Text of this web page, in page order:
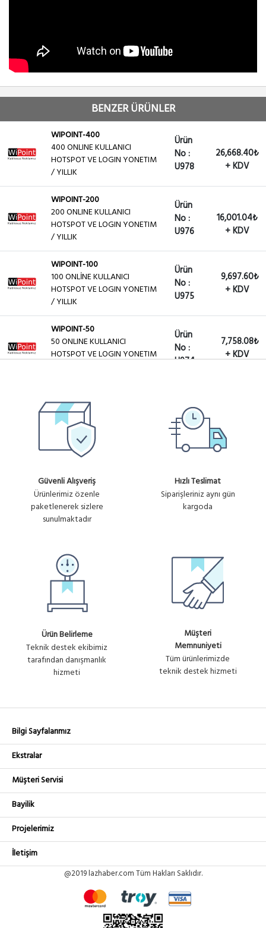
BENZER ÜRÜNLER
WIPOINT-400
400 ONLINE KULLANICI
HOTSPOT VE LOGIN YONETIM
/ YILLIK
Ürün
No :
U978
26,668.40₺
+ KDV
WIPOINT-200
200 ONLINE KULLANICI
HOTSPOT VE LOGIN YONETIM
/ YILLIK
Ürün
No :
U976
16,001.04₺
+ KDV
WIPOINT-100
100 ONLİNE KULLANICI
HOTSPOT VE LOGIN YONETIM
/ YILLIK
Ürün
No :
U975
9,697.60₺
+ KDV
WIPOINT-50
50 ONLINE KULLANICI
HOTSPOT VE LOGIN YONETIM
Ürün
No :
U974
7,758.08₺
+ KDV
25 ONLINE KULLANICI
HOTSPOT VE LOGIN YONETIM
/ YILLIK
No :
U934
Güvenli Alışveriş
Ürünlerimiz özenle
paketlenerek sizlere
sunulmaktadır
Hızlı Teslimat
Siparişleriniz aynı gün
kargoda
Ürün Belirleme
Teknik destek ekibimiz
tarafından danışmanlık
hizmeti
Müşteri
Memnuniyeti
Tüm ürünlerimizde
teknik destek hizmeti
Bilgi Sayfalarımız
Ekstralar
Müşteri Servisi
Bayilik
Projelerimiz
İletişim
@2019 lazhaber.com Tüm Hakları Saklıdır.